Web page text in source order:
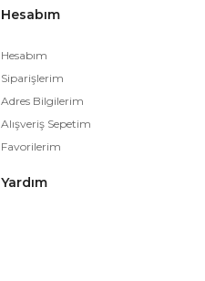
Hesabım
Hesabım
Siparişlerim
Adres Bilgilerim
Alışveriş Sepetim
Favorilerim
Yardım